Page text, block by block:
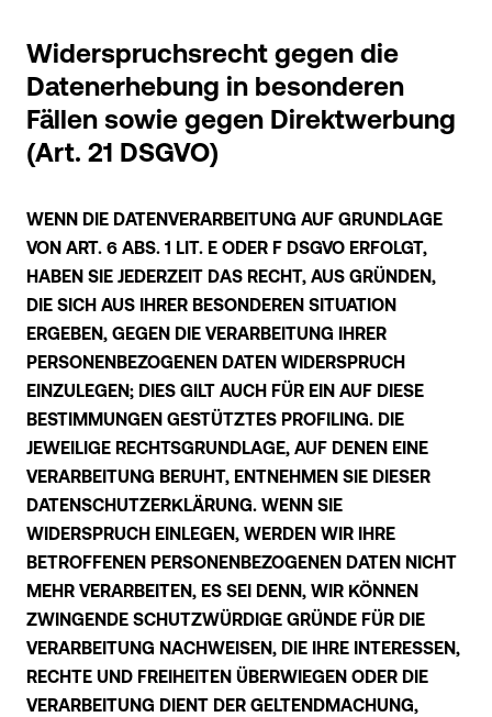
Widerspruchsrecht gegen die
Datenerhebung in besonderen
Fällen sowie gegen Direktwerbung
(Art. 21 DSGVO)
WENN DIE DATENVERARBEITUNG AUF GRUNDLAGE
VON ART. 6 ABS. 1 LIT. E ODER F DSGVO ERFOLGT,
HABEN SIE JEDERZEIT DAS RECHT, AUS GRÜNDEN,
DIE SICH AUS IHRER BESONDEREN SITUATION
ERGEBEN, GEGEN DIE VERARBEITUNG IHRER
PERSONENBEZOGENEN DATEN WIDERSPRUCH
EINZULEGEN; DIES GILT AUCH FÜR EIN AUF DIESE
BESTIMMUNGEN GESTÜTZTES PROFILING. DIE
JEWEILIGE RECHTSGRUNDLAGE, AUF DENEN EINE
VERARBEITUNG BERUHT, ENTNEHMEN SIE DIESER
DATENSCHUTZERKLÄRUNG. WENN SIE
WIDERSPRUCH EINLEGEN, WERDEN WIR IHRE
BETROFFENEN PERSONENBEZOGENEN DATEN NICHT
MEHR VERARBEITEN, ES SEI DENN, WIR KÖNNEN
ZWINGENDE SCHUTZWÜRDIGE GRÜNDE FÜR DIE
VERARBEITUNG NACHWEISEN, DIE IHRE INTERESSEN,
RECHTE UND FREIHEITEN ÜBERWIEGEN ODER DIE
VERARBEITUNG DIENT DER GELTENDMACHUNG,